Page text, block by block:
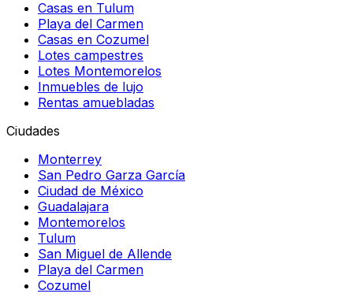
Casas en Tulum
Playa del Carmen
Casas en Cozumel
Lotes campestres
Lotes Montemorelos
Inmuebles de lujo
Rentas amuebladas
Ciudades
Monterrey
San Pedro Garza García
Ciudad de México
Guadalajara
Montemorelos
Tulum
San Miguel de Allende
Playa del Carmen
Cozumel